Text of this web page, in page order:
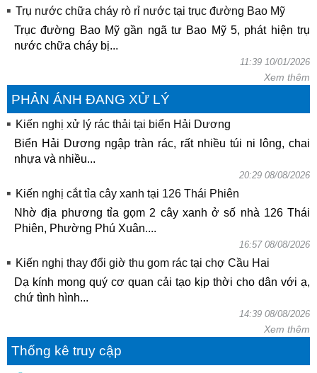
Trụ nước chữa cháy rò rỉ nước tại trục đường Bao Mỹ
Trục đường Bao Mỹ gần ngã tư Bao Mỹ 5, phát hiện trụ
nước chữa cháy bị...
11:39 10/01/2026
Xem thêm
PHẢN ÁNH ĐANG XỬ LÝ
Kiến nghị xử lý rác thải tại biển Hải Dương
Biển Hải Dương ngập tràn rác, rất nhiều túi ni lông, chai
nhựa và nhiều...
20:29 08/08/2026
Kiến nghị cắt tỉa cây xanh tại 126 Thái Phiên
Nhờ địa phương tỉa gọm 2 cây xanh ở số nhà 126 Thái
Phiên, Phường Phú Xuân....
16:57 08/08/2026
Kiến nghị thay đổi giờ thu gom rác tại chợ Cầu Hai
Dạ kính mong quý cơ quan cải tạo kịp thời cho dân với ạ,
chứ tình hình...
14:39 08/08/2026
Xem thêm
Thống kê truy cập